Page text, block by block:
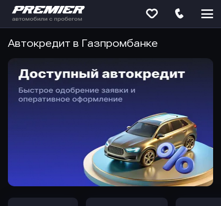
Автокредит в Газпромбанке